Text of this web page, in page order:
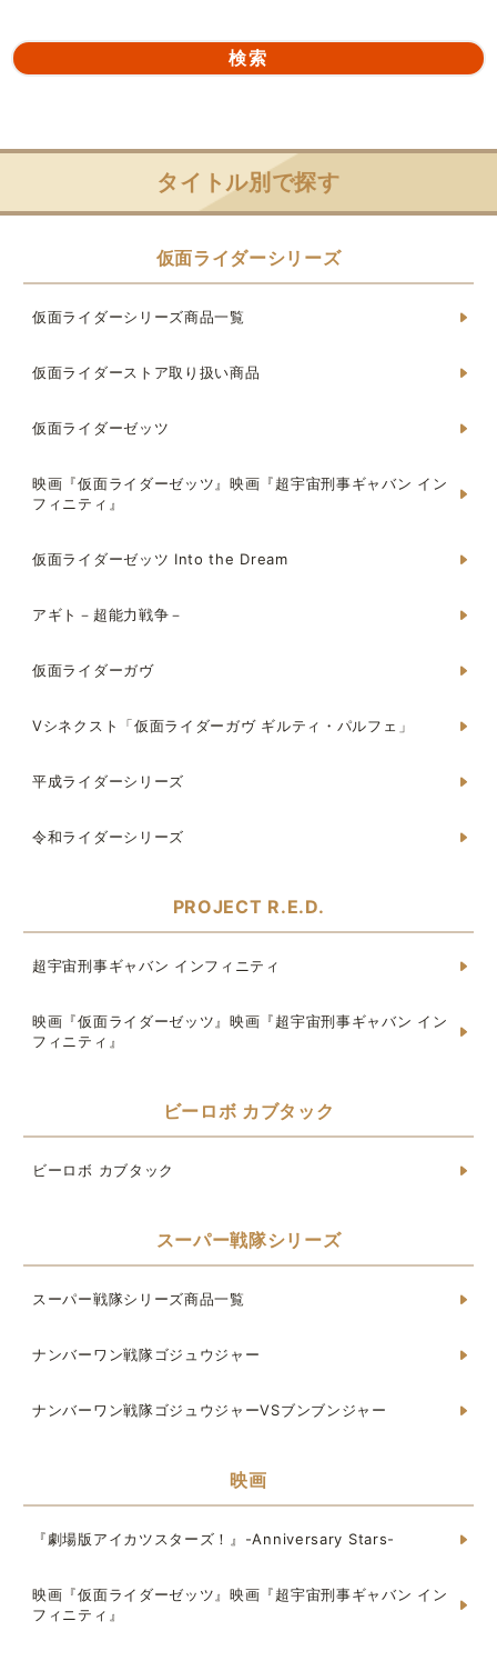
タイトル別で探す
仮面ライダーシリーズ
仮面ライダーシリーズ商品一覧
仮面ライダーストア取り扱い商品
仮面ライダーゼッツ
映画『仮面ライダーゼッツ』映画『超宇宙刑事ギャバン イン
フィニティ』
仮面ライダーゼッツ Into the Dream
アギト－超能力戦争－
仮面ライダーガヴ
Vシネクスト「仮面ライダーガヴ ギルティ・パルフェ」
平成ライダーシリーズ
令和ライダーシリーズ
PROJECT R.E.D.
超宇宙刑事ギャバン インフィニティ
映画『仮面ライダーゼッツ』映画『超宇宙刑事ギャバン イン
フィニティ』
ビーロボ カブタック
ビーロボ カブタック
スーパー戦隊シリーズ
スーパー戦隊シリーズ商品一覧
ナンバーワン戦隊ゴジュウジャー
ナンバーワン戦隊ゴジュウジャーVSブンブンジャー
映画
『劇場版アイカツスターズ！』-Anniversary Stars-
映画『仮面ライダーゼッツ』映画『超宇宙刑事ギャバン イン
フィニティ』